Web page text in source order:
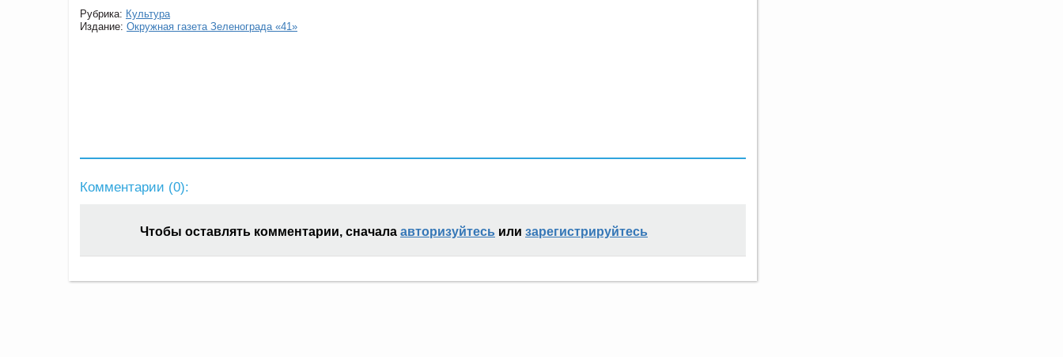
Рубрика: Культура
Издание: Окружная газета Зеленограда «41»
Комментарии (0):
Чтобы оставлять комментарии, сначала авторизуйтесь или зарегистрируйтесь